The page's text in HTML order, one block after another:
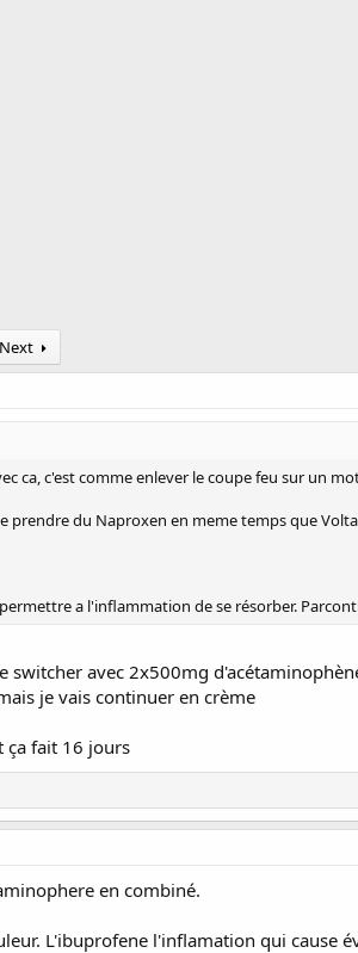
Next
ca, c'est comme enlever le coupe feu sur un
prendre du Naproxen en meme temps que
a l'inflammation de se résorber.
switcher avec 2x500mg
je vais continuer en crème
ça fait 16 jours
en combiné.
L'ibuprofene l'inflamation qui cause